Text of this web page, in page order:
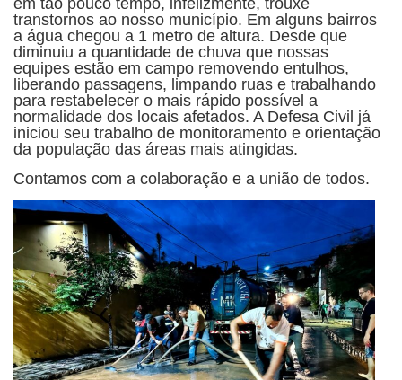
em tão pouco tempo, infelizmente, trouxe
transtornos ao nosso município. Em alguns bairros
a água chegou a 1 metro de altura. Desde que
diminuiu a quantidade de chuva que nossas
equipes estão em campo removendo entulhos,
liberando passagens, limpando ruas e trabalhando
para restabelecer o mais rápido possível a
normalidade dos locais afetados. A Defesa Civil já
iniciou seu trabalho de monitoramento e orientação
da população das áreas mais atingidas.
Contamos com a colaboração e a união de todos.